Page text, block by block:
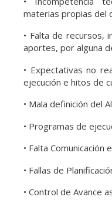
materias propias del
• Falta de recursos,
aportes, por alguna
• Expectativas no
ejecución e hitos de
• Mala definición del
• Programas de
• Falta
• Fallas de
• Control de Avance